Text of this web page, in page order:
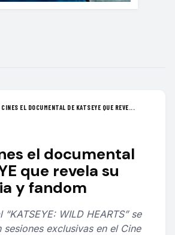
CINES EL DOCUMENTAL DE KATSEYE QUE REVE...
el documental
que revela su
y fandom
WILD HEARTS” se
exclusivas en el Cine